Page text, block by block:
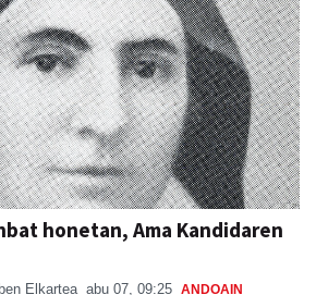
honetan, Ama Kandidaren
Elkartea abu 07, 09:25 ANDOAIN